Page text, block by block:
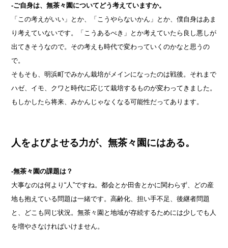
-ご自身は、無茶々園についてどう考えていますか。
「この考えがいい」とか、「こうやらないかん」とか、僕自身はあま
り考えていないです。「こうあるべき」とか考えていたら良し悪しが
出てきそうなので。その考えも時代で変わっていくのかなと思うの
で。
そもそも、明浜町でみかん栽培がメインになったのは戦後。それまで
ハゼ、イモ、クワと時代に応じて栽培するものが変わってきました。
もしかしたら将来、みかんじゃなくなる可能性だってあります。
人をよびよせる力が、無茶々園にはある。
-無茶々園の課題は？
大事なのは何より“人”ですね。都会とか田舎とかに関わらず、どの産
地も抱えている問題は一緒です。高齢化、担い手不足、後継者問題
と、どこも同じ状況。無茶々園と地域が存続するためには少しでも人
を増やさなければいけません。